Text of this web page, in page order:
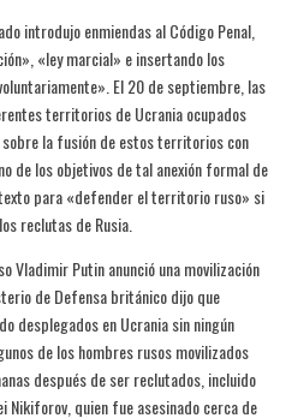
introdujo enmiendas al Código Penal,
«ley marcial» e insertando los
El 20 de septiembre, las
territorios de Ucrania ocupados
la fusión de estos territorios con
de los objetivos de tal anexión formal de
para «defender el territorio ruso» si
reclutas de Rusia.
Vladimir Putin anunció una movilización
de Defensa británico dijo que
desplegados en Ucrania sin ningún
de los hombres rusos movilizados
después de ser reclutados, incluido
Nikiforov, quien fue asesinado cerca de